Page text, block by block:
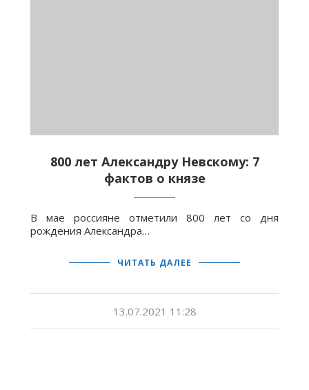
800 лет Александру Невскому: 7
фактов о князе
В мае россияне отметили 800 лет со дня
рождения Александра…
ЧИТАТЬ ДАЛЕЕ
13.07.2021 11:28